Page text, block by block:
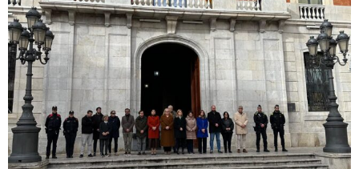
e
T